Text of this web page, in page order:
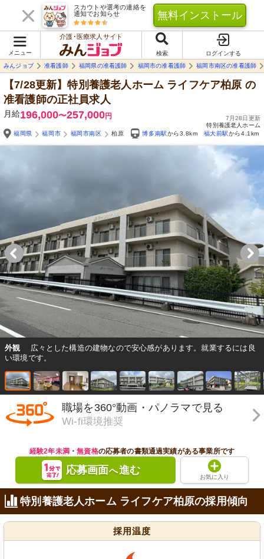
スカウトや選考の連絡を
通知でお知らせ
無料インストール
メニュー
介護･医療求人サイト
検索
ログインする
みんジョブ
准看護師 福岡県の准看護師 福岡市の准看護師 福岡市南区の准看護師
【7/28更新】特別養護老人ホーム ライフケア柏原 の
准看護師の正社員求人
月給196,000〜257,000円
7月28日更新
特別養護老人ホーム
福岡県
福岡市 福岡市南区 柏原 博多南駅から3.8km 福大前駅から4.1km
外観
広々とした構造の建物なので安心感があります。就業するには良
い環境です。
職場を360°動画・パノラマで見る
Wi-fi環境推奨
経験2年未満・無資格の応募者の書類通過実績がある事業所です
応募画面へ進む
お気に入り
特別養護老人ホーム ライフケア柏原の採用傾向
採用温度